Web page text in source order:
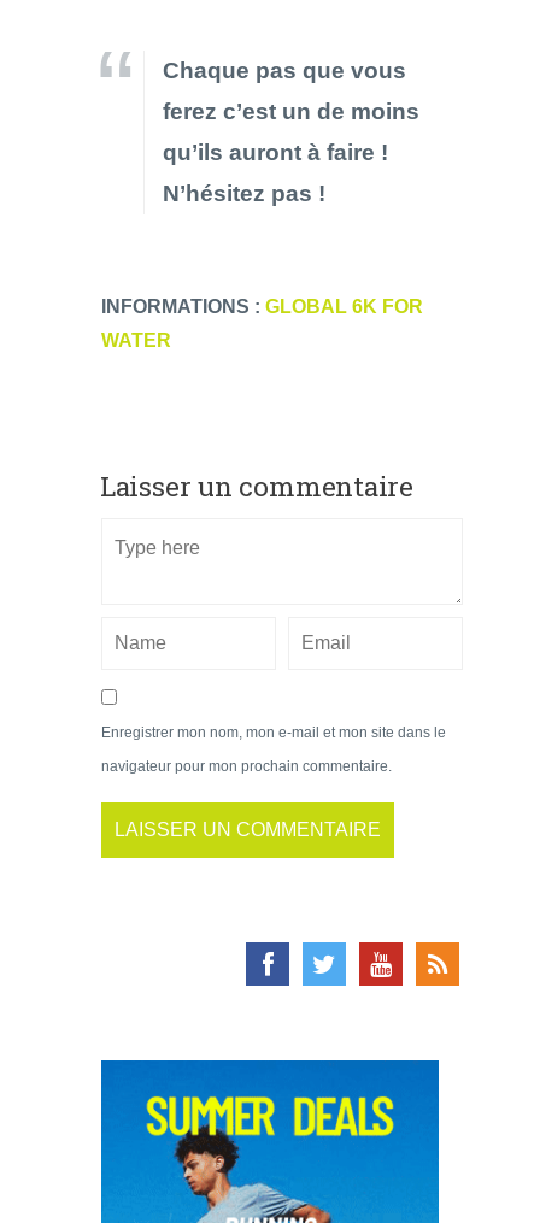
Chaque pas que vous
ferez c’est un de moins
qu’ils auront à faire !
N’hésitez pas !
INFORMATIONS : GLOBAL 6K FOR
WATER
Laisser un commentaire
Enregistrer mon nom, mon e-mail et mon site dans le
navigateur pour mon prochain commentaire.